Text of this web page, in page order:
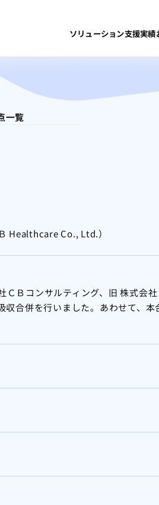
ソリューション支援実績
一覧
Healthcare Co., Ltd.）
Ｂコンサルティング、旧 株式会
合併を行いました。あわせて、